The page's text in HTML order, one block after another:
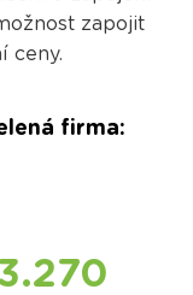
zapojit
ceny.
firma: